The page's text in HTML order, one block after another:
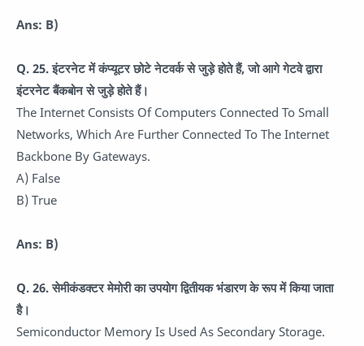
Ans: B)
Q. 25.इंटरनेट में कंप्यूटर छोटे नेटवर्क से जुड़े होते हैं, जो आगे गेटवे द्वारा
इंटरनेट बैंकबोन से जुड़े होते हैं।
The Internet Consists Of Computers Connected To Small
Networks, Which Are Further Connected To The Internet
Backbone By Gateways.
A) False
B) True
Ans: B)
Q. 26.सेमीकंडक्टर मेमोरी का उपयोग द्वितीयक भंडारण के रूप में किया जाता
है।
Semiconductor Memory Is Used As Secondary Storage.